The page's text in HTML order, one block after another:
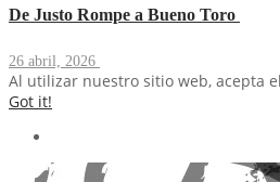
De Justo Rompe a Bueno Toro
26 abril, 2026
Al utilizar nuestro sitio web, acepta
Got it!